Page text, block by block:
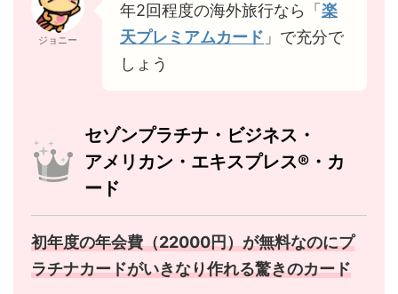
ジョニー
年2回程度の海外旅行なら「 楽
天プレミアムカード 」で充分で
しょう
セゾンプラチナ・ビジネス・
アメリカン・エキスプレス®・カ
ード
初年度の年会費（22000円）が無料なのにプ
ラチナカードがいきなり作れる驚きのカード